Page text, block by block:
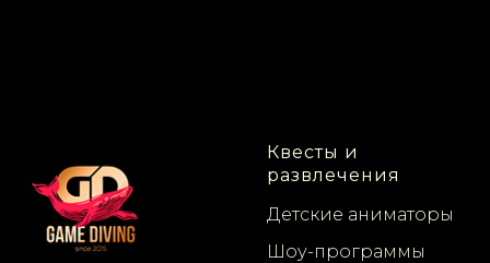
Квесты и
развлечения
Детские аниматоры
Шоу-программы